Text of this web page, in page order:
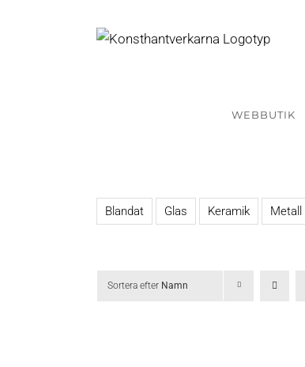
WEBBUTIK
Blandat Glas Keramik Metall
Sortera efter Namn